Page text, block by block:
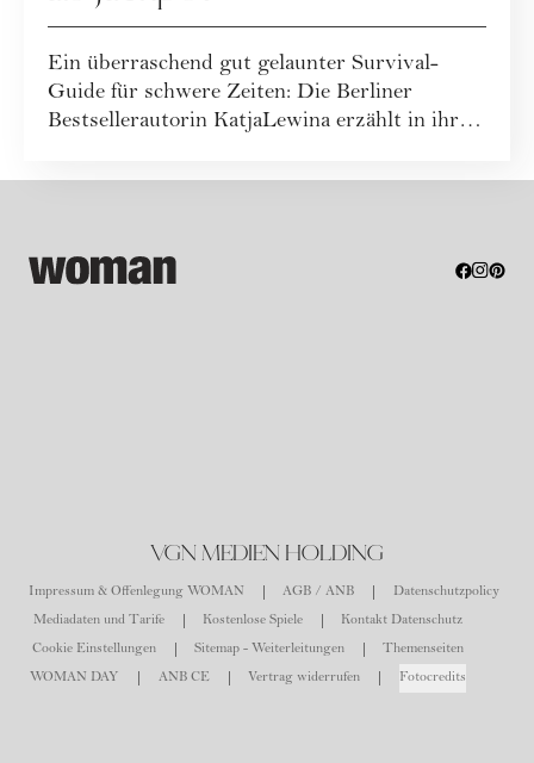
Ein überraschend gut gelaunter Survival-
Guide für schwere Zeiten: Die Berliner
Bestsellerautorin KatjaLewina erzählt in ihrem
VGN MEDIEN HOLDING
Impressum & Offenlegung WOMAN AGB / ANB
Datenschutzpolicy
Mediadaten und Tarife
Kostenlose Spiele
Kontakt Datenschutz
Cookie Einstellungen
Sitemap - Weiterleitungen
Themenseiten
WOMAN DAY
ANB CE Vertrag widerrufen Fotocredits